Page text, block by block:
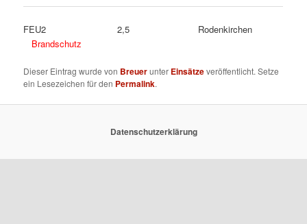
FEU2 2,5 Rodenkirchen
Brandschutz
Dieser Eintrag wurde von Breuerunter Einsätzeveröffentlicht. Setze
ein Lesezeichen für den Permalink.
Datenschutzerklärung